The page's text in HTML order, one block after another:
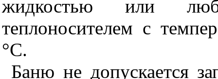
жидкостью или
теплоносителем с
°С.
Баню не допускается